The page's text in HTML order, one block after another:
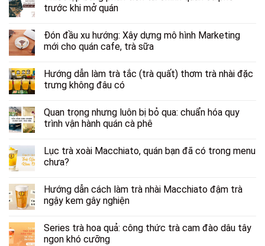
trước khi mở quán
Đón đầu xu hướng: Xây dựng mô hình Marketing
mới cho quán cafe, trà sữa
Hướng dẫn làm trà tắc (trà quất) thơm trà nhài đặc
trưng không đâu có
Quan trọng nhưng luôn bị bỏ qua: chuẩn hóa quy
trình vận hành quán cà phê
Lục trà xoài Macchiato, quán bạn đã có trong menu
chưa?
Hướng dẫn cách làm trà nhài Macchiato đậm trà
ngậy kem gây nghiện
Series trà hoa quả: công thức trà cam đào dâu tây
ngon khó cưỡng